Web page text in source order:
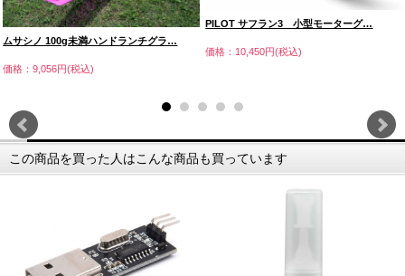
ムサシノ 100g未満ハンドランチグラ…
価格：9,056円(税込)
PILOT サフラン3 小型モーターグ…
価格：10,450円(税込)
この商品を買った人はこんな商品も買っています